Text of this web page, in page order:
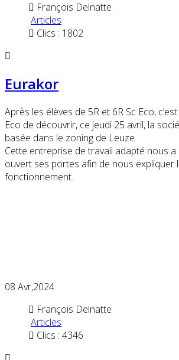
François Delnatte
Articles
Clics : 1802
Eurakor
Après les élèves de 5R et 6R Sc Eco,
Eco de découvrir, ce jeudi 25 avril, la
basée dans le zoning de Leuze.
Cette entreprise de travail adapté nous
ouvert ses portes afin de nous expliquer
fonctionnement.
08 Avr,2024
François Delnatte
Articles
Clics : 4346